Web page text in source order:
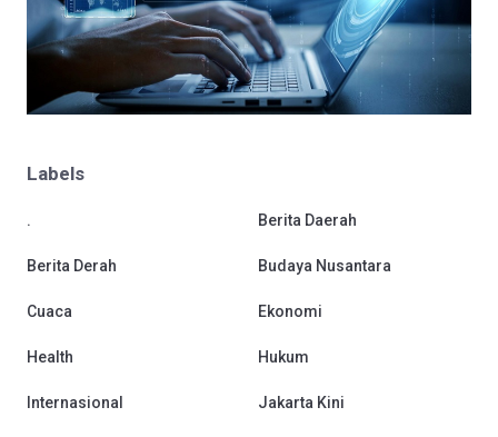
Labels
. Berita Daerah
Berita Derah Budaya Nusantara
Cuaca Ekonomi
Health Hukum
Internasional Jakarta Kini